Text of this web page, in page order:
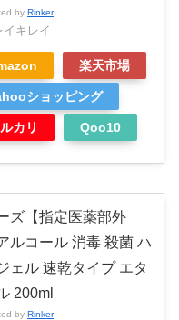
by Rinker
イキレイ
楽天市場
ショッピング
カリ Qoo10
ズ【指定医薬部外
ルコール 消毒 殺菌 ハ
ェル 速乾タイプ エタ
200ml
by Rinker